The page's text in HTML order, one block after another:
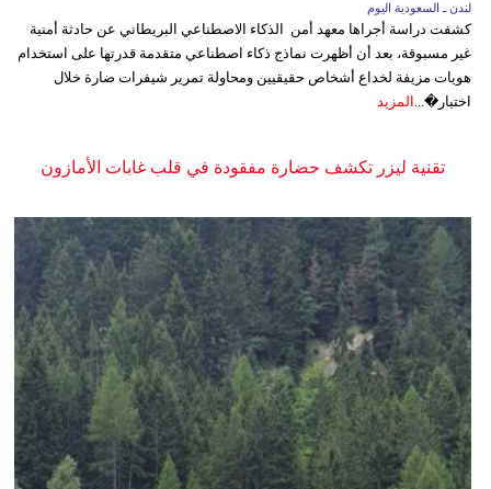
لندن ـ السعودية اليوم
كشفت دراسة أجراها معهد أمن الذكاء الاصطناعي البريطاني عن حادثة أمنية
غير مسبوقة، بعد أن أظهرت نماذج ذكاء اصطناعي متقدمة قدرتها على استخدام
هويات مزيفة لخداع أشخاص حقيقيين ومحاولة تمرير شيفرات ضارة خلال
اختبار�... المزيد
تقنية ليزر تكشف حضارة مفقودة في قلب غابات الأمازون